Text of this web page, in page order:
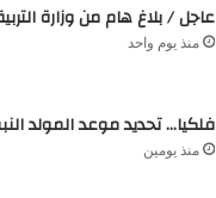
عاجل / بلاغ هام من وزارة
منذ يوم واحد
فلكيا… تحديد موعد المولد
منذ يومين